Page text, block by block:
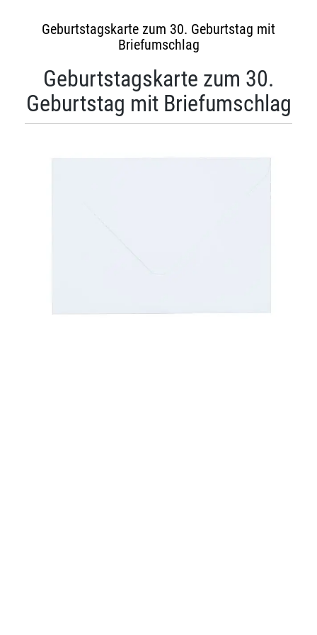
Geburtstagskarte zum 30. Geburtstag mit
Briefumschlag
Geburtstagskarte zum 30.
Geburtstag mit Briefumschlag